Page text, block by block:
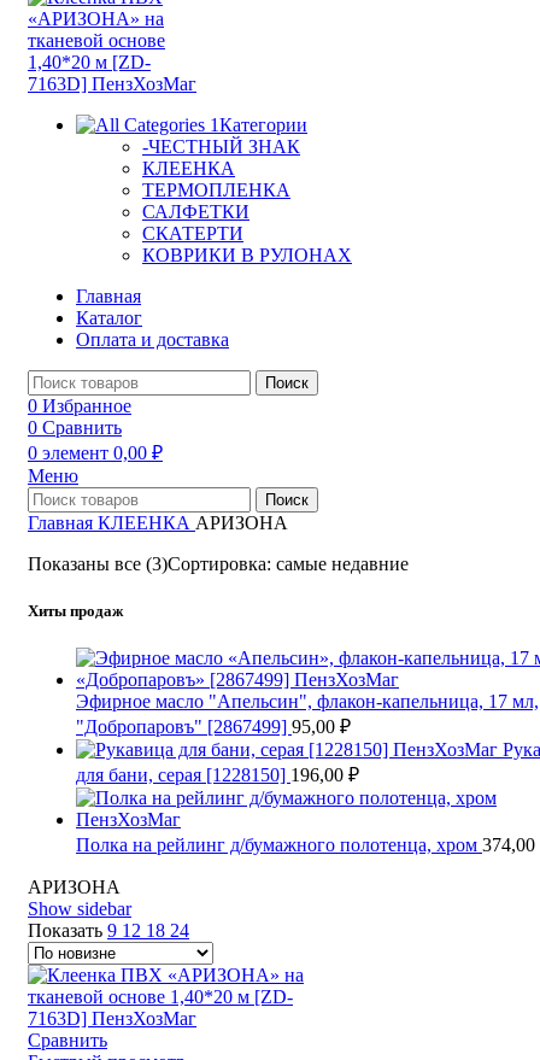
Категории
-ЧЕСТНЫЙ ЗНАК
КЛЕЕНКА
ТЕРМОПЛЕНКА
САЛФЕТКИ
СКАТЕРТИ
КОВРИКИ В РУЛОНАХ
Главная
Каталог
Оплата и доставка
Поиск
0 Избранное
0 Сравнить
0 элемент 0,00 ₽
Меню
Поиск
Главная КЛЕЕНКА АРИЗОНА
Показаны все (3)Сортировка: самые недавние
Хиты продаж
Эфирное масло "Апельсин", флакон-капельница, 17 мл,
"Добропаровъ" [2867499] 95,00 ₽
для бани, серая [1228150] 196,00 ₽
Полка на рейлинг д/бумажного полотенца, хром 374,00
АРИЗОНА
Show sidebar
Показать 9 12 18 24
Сравнить